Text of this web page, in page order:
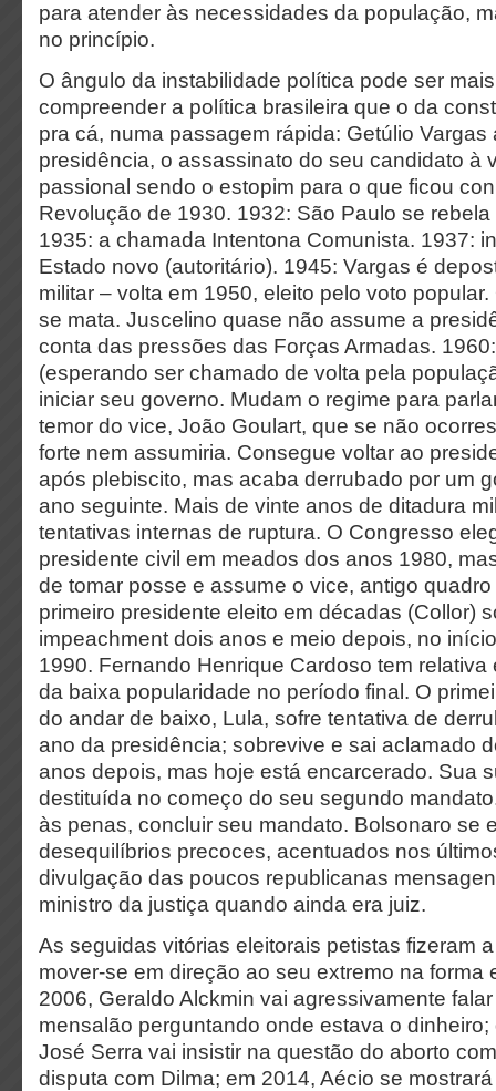
para atender às necessidades da população,
no princípio.
O ângulo da instabilidade política pode ser
compreender a política brasileira que o da
pra cá, numa passagem rápida: Getúlio Vargas
presidência, o assassinato do seu candidato à
passional sendo o estopim para o que ficou
Revolução de 1930. 1932: São Paulo se
1935: a chamada Intentona Comunista. 1937:
Estado novo (autoritário). 1945: Vargas é
militar – volta em 1950, eleito pelo voto
se mata. Juscelino quase não assume a
conta das pressões das Forças Armadas.
(esperando ser chamado de volta pela
iniciar seu governo. Mudam o regime para
temor do vice, João Goulart, que se não
forte nem assumiria. Consegue voltar ao
após plebiscito, mas acaba derrubado por um
ano seguinte. Mais de vinte anos de ditadura
tentativas internas de ruptura. O Congresso
presidente civil em meados dos anos 1980,
de tomar posse e assume o vice, antigo
primeiro presidente eleito em décadas (Collor)
impeachment dois anos e meio depois, no
1990. Fernando Henrique Cardoso tem
da baixa popularidade no período final. O
do andar de baixo, Lula, sofre tentativa de
ano da presidência; sobrevive e sai aclamado
anos depois, mas hoje está encarcerado. Sua
destituída no começo do seu segundo
às penas, concluir seu mandato. Bolsonaro se
desequilíbrios precoces, acentuados nos
divulgação das poucos republicanas
ministro da justiça quando ainda era juiz.
As seguidas vitórias eleitorais petistas fizeram
mover-se em direção ao seu extremo na forma
2006, Geraldo Alckmin vai agressivamente
mensalão perguntando onde estava o
José Serra vai insistir na questão do aborto
disputa com Dilma; em 2014, Aécio se